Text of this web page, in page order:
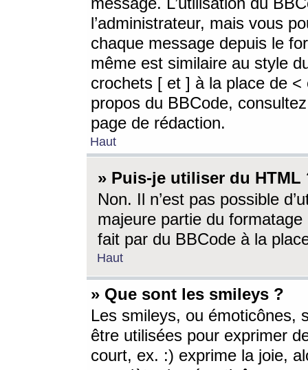
l’administrateur, mais vous
chaque message depuis le
même est similaire au style
crochets [ et ] à la place de <
propos du BBCode,
page de rédaction.
Haut
» Puis-je utiliser du HTML
Non. Il n’est pas possible
majeure partie du
fait par du BBCode à la
Haut
» Que sont les smileys ?
Les smileys, ou émoticônes,
être utilisées pour exprimer
court, ex. :) exprime la joie,